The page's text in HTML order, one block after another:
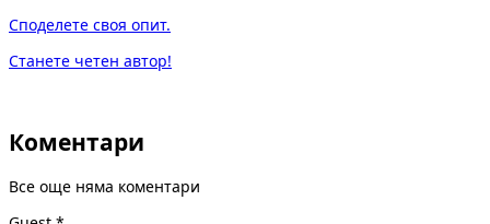
Споделете своя опит.
Станете четен автор!
Коментари
Все още няма коментари